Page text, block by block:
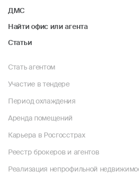
ДМС
Найти офис или агента
Статьи
Стать агентом
Участие в тендере
Период охлаждения
Аренда помещений
Карьера в Росгосстрах
Реестр брокеров и агентов
Реализация непрофильной